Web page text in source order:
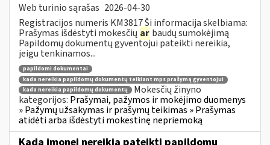
Web turinio sąrašas 2026-04-30
Registracijos numeris KM3817 Ši informacija skelbiama:
Prašymas išdėstyti mokesčių ar baudų sumokėjimą
Papildomų dokumentų gyventojui pateikti nereikia,
jeigu tenkinamos...
papildomi dokumentai
kada nereikia papildomų dokumentų teikiant mps prašymą gyventojui
kada nereikia papildomų dokumentų
Mokesčių žinyno
kategorijos: Prašymai, pažymos ir mokėjimo duomenys
» Pažymų užsakymas ir prašymų teikimas » Prašymas
atidėti arba išdėstyti mokestinę nepriemoką
Kada įmonei nereikia pateikti papildomų